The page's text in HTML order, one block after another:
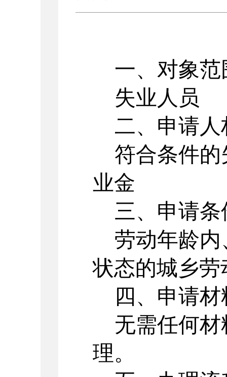
一、 对象范
失业人员
二、申请
符合条件
业金
三、申请条
劳动年龄
状态的城乡
四、申请材
无需任何
理。